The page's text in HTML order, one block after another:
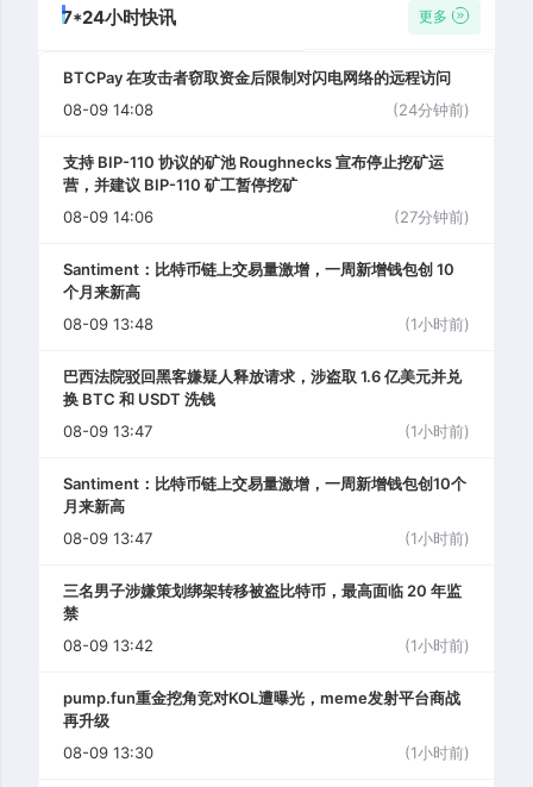
7*24小时快讯 更多
BTCPay 在攻击者窃取资金后限制对闪电网络的远程访问
08-09 14:08
(24分钟前)
支持 BIP-110 协议的矿池 Roughnecks 宣布停止挖矿运
营，并建议 BIP-110 矿工暂停挖矿
08-09 14:06
(27分钟前)
Santiment：比特币链上交易量激增，一周新增钱包创 10
个月来新高
08-09 13:48
(1小时前)
巴西法院驳回黑客嫌疑人释放请求，涉盗取 1.6 亿美元并兑
换 BTC 和 USDT 洗钱
08-09 13:47
(1小时前)
Santiment：比特币链上交易量激增，一周新增钱包创10个
月来新高
08-09 13:47
(1小时前)
三名男子涉嫌策划绑架转移被盗比特币，最高面临 20 年监
禁
08-09 13:42
(1小时前)
pump.fun重金挖角竞对KOL遭曝光，meme发射平台商战
再升级
08-09 13:30
(1小时前)